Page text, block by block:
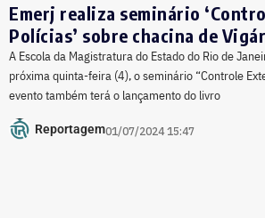
Emerj realiza seminário
Polícias’ sobre chacina de
A Escola da Magistratura do Estado do Rio de
próxima quinta-feira (4), o seminário “Controle
evento também terá o lançamento do livro
Reportagem01/07/2024 15:47